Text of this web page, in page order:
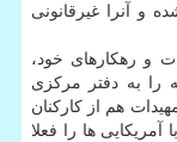
و آنرا غیرقانونی
و رهكارهای خود،
را به دفتر مركزی
هم از كاركنان
ها را فعلا